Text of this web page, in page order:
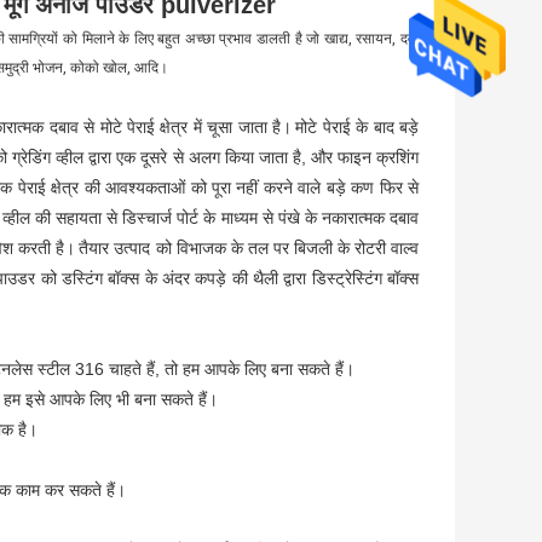
को मिलाने के लिए बहुत अच्छा प्रभाव डालती है जो खाद्य, रसायन, दवा
भोजन, कोको खोल, आदि।
दबाव से मोटे पेराई क्षेत्र में चूसा जाता है। मोटे पेराई के बाद बड़े
ग्रेडिंग व्हील द्वारा एक दूसरे से अलग किया जाता है, और फाइन क्रशिंग
पेराई क्षेत्र की आवश्यकताओं को पूरा नहीं करने वाले बड़े कण फिर से
की सहायता से डिस्चार्ज पोर्ट के माध्यम से पंखे के नकारात्मक दबाव
करती है। तैयार उत्पाद को विभाजक के तल पर बिजली के रोटरी वाल्व
को डस्टिंग बॉक्स के अंदर कपड़े की थैली द्वारा डिस्ट्रेस्टिंग बॉक्स
स्टील 316 चाहते हैं, तो हम आपके लिए बना सकते हैं।
हम इसे आपके लिए भी बना सकते हैं।
है।
काम कर सकते हैं।